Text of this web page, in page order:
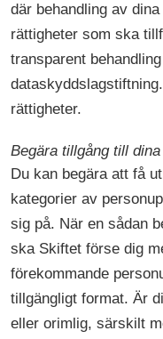
där behandling av
rättigheter som ska
transparent
rättigheter.
Begära tillgång till
Du kan begära att få
kategorier av
sig på. När en sådan
ska Skiftet förse dig
förekommande
tillgängligt format. Är
eller orimlig, särskilt